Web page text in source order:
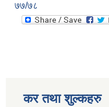
७७/७८
कर तथा शुल्कहरु